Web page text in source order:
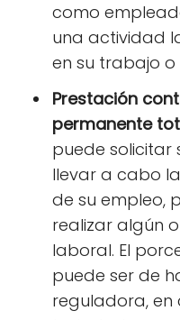
como
una actividad
en su trabajo
Prestación
permanente
puede solicitar
llevar a cabo
de su empleo,
realizar algún
laboral. El
puede ser de
reguladora, en